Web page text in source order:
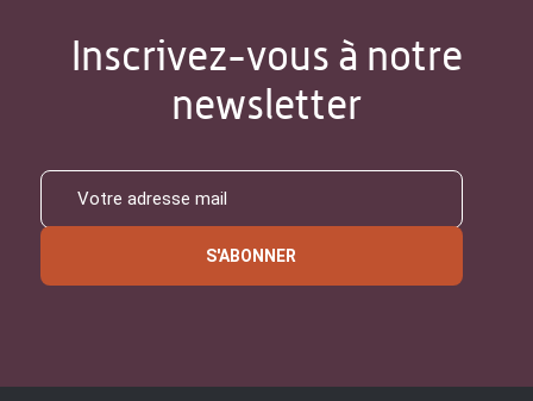
Inscrivez-vous à notre
newsletter
S'ABONNER